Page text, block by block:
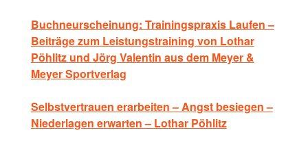
Buchneurscheinung: Trainingspraxis Laufen –
Beiträge zum Leistungstraining von Lothar
Pöhlitz und Jörg Valentin aus dem Meyer &
Meyer Sportverlag
Selbstvertrauen erarbeiten – Angst besiegen –
Niederlagen erwarten – Lothar Pöhlitz